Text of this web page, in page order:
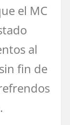
el MC
al
fin de